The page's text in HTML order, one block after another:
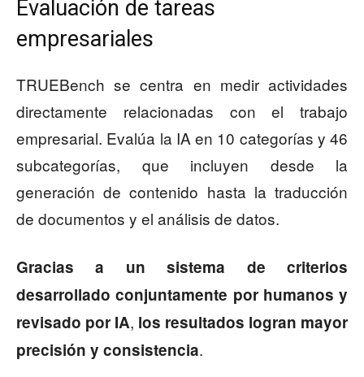
Evaluación de tareas
empresariales
TRUEBench se centra en medir actividades
directamente relacionadas con el trabajo
empresarial. Evalúa la IA en 10 categorías y 46
subcategorías, que incluyen desde la
generación de contenido hasta la traducción
de documentos y el análisis de datos.
Gracias a un
sistema de criterios
desarrollado conjuntamente por humanos y
revisado por IA, los resultados logran mayor
precisión y consistencia.